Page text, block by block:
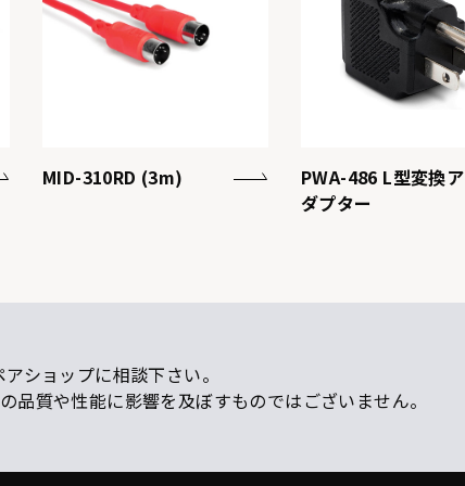
MID-310RD (3m)
PWA-486 L型変換ア
ダプター
ショップに相談下さい。
質や性能に影響を及ぼすものではございません。